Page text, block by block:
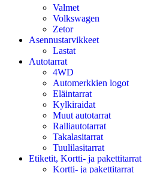
Valmet
Volkswagen
Zetor
Asennustarvikkeet
Lastat
Autotarrat
4WD
Automerkkien logot
Eläintarrat
Kylkiraidat
Muut autotarrat
Ralliautotarrat
Takalasitarrat
Tuulilasitarrat
Etiketit, Kortti- ja pakettitarrat
Kortti- ja pakettitarrat